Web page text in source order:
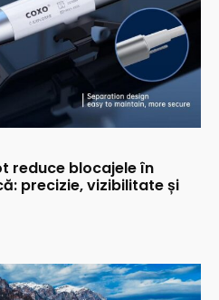
reduce blocajele în
precizie, vizibilitate și